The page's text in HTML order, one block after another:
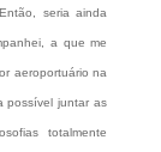
seria ainda
a que me
aeroportuário na
possível juntar as
totalmente